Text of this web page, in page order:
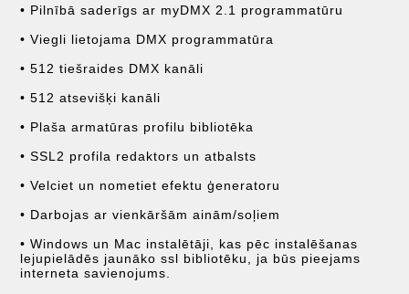
• Pilnībā saderīgs ar myDMX 2.1 programmatūru
• Viegli lietojama DMX programmatūra
• 512 tiešraides DMX kanāli
• 512 atsevišķi kanāli
• Plaša armatūras profilu bibliotēka
• SSL2 profila redaktors un atbalsts
• Velciet un nometiet efektu ģeneratoru
• Darbojas ar vienkāršām ainām/soļiem
• Windows un Mac instalētāji, kas pēc instalēšanas
lejupielādēs jaunāko ssl bibliotēku, ja būs pieejams
interneta savienojums.